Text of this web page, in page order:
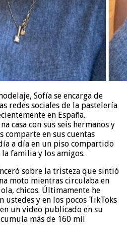
Sofía se encarga de
redes sociales de la pastelería
en España.
casa con sus seis hermanos y
comparte en sus cuentas
a día en un piso compartido
familia y los amigos.
sobre la tristeza que sintió
moto mientras circulaba en
chicos. Últimamente he
ustedes y en los pocos TikToks
un video publicado en su
más de 160 mil